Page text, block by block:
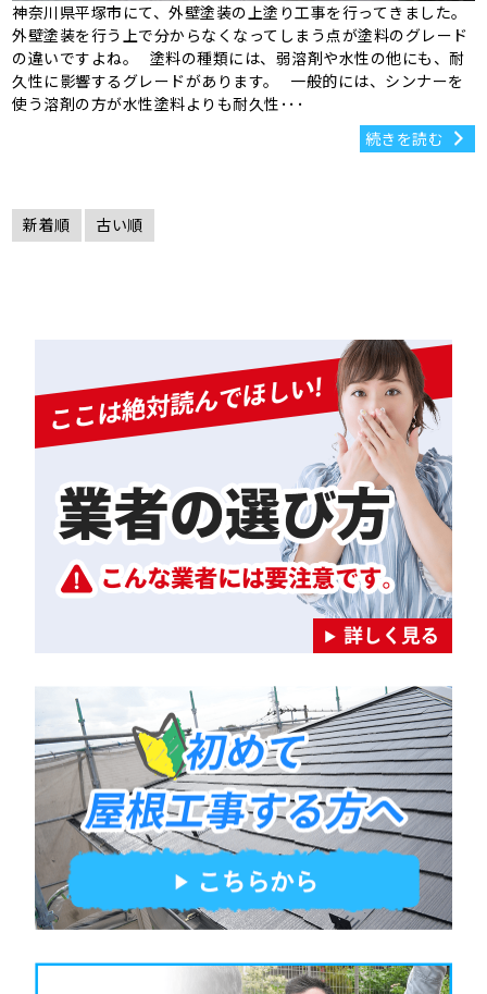
神奈川県平塚市にて、外壁塗装の上塗り工事を行ってきました。
外壁塗装を行う上で分からなくなってしまう点が塗料のグレード
の違いですよね。 塗料の種類には、弱溶剤や水性の他にも、耐
久性に影響するグレードがあります。 一般的には、シンナーを
使う溶剤の方が水性塗料よりも耐久性･･･
続きを読む
新着順 古い順